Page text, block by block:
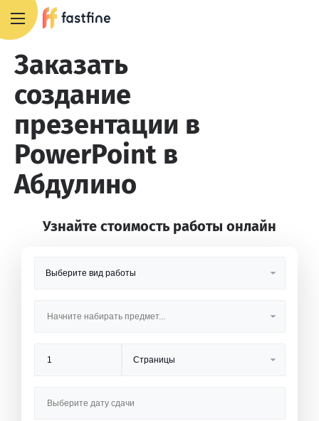
Заказать
создание
презентации в
PowerPoint в
Абдулино
Узнайте стоимость работы онлайн